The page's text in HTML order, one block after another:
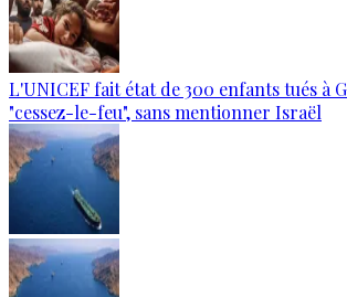
L'UNICEF fait état de 300 enfants tués à
"cessez-le-feu", sans mentionner Israël